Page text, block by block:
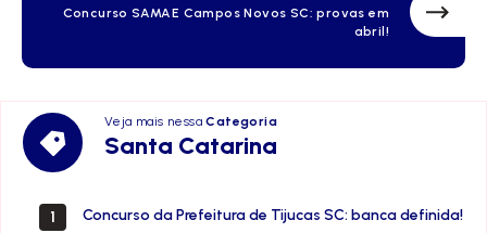
Concurso SAMAE Campos Novos SC: provas em
abril!
Veja mais nessaCategoria
Santa Catarina
Santa
Catarina
1 Concurso da Prefeitura de Tijucas SC: banca definida!